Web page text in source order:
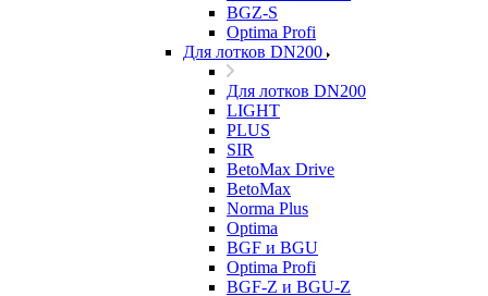
BGZ-S
Optima Profi
Для лотков DN200
Для лотков DN200
LIGHT
PLUS
SIR
BetoMax Drive
BetoMax
Norma Plus
Optima
BGF и BGU
Optima Profi
BGF-Z и BGU-Z